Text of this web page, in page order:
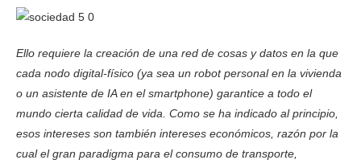
Ello requiere la creación de una red de cosas y datos en la que
cada nodo digital-físico (ya sea un robot personal en la vivienda
o un asistente de IA en el smartphone) garantice a todo el
mundo cierta calidad de vida. Como se ha indicado al principio,
esos intereses son también intereses económicos, razón por la
cual el gran paradigma para el consumo de transporte,